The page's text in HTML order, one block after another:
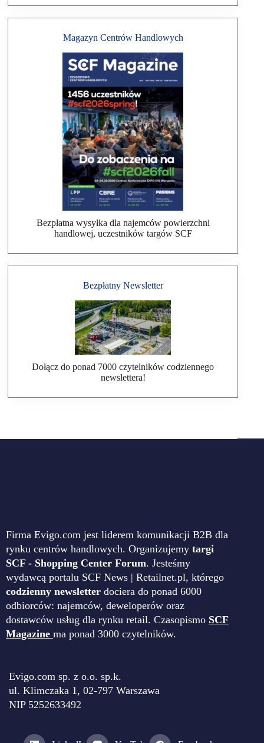
Magazyn Centrów Handlowych
Bezpłatna wysyłka dla najemców powierzchni
handlowej, uczestników targów SCF
Bezpłatny Newsletter
Dołącz do ponad 7000 czytelników codziennego
newslettera!
Firma Evigo.com jest liderem komunikacji B2B dla
rynku centrów handlowych. Organizujemy targi
SCF - Shopping Center Forum. Jesteśmy
wydawcą portalu SCF News | Retailnet.pl, którego
codzienny newsletter dociera do ponad 6000
odbiorców: najemców, deweloperów oraz
dostawców usług dla rynku retail. Czasopismo SCF
Magazine ma ponad 3000 czytelników.
Evigo.com sp. z o.o. sp.k.
ul. Klimczaka 1, 02-797 Warszawa
NIP 5252633492